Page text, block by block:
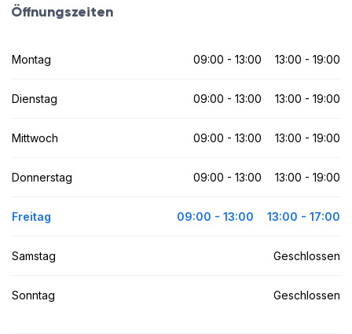
Öffnungszeiten
Montag 09:00 - 13:00 13:00 - 19:00
Dienstag 09:00 - 13:00 13:00 - 19:00
Mittwoch 09:00 - 13:00 13:00 - 19:00
Donnerstag 09:00 - 13:00 13:00 - 19:00
Freitag 09:00 - 13:00 13:00 - 17:00
Samstag Geschlossen
Sonntag Geschlossen